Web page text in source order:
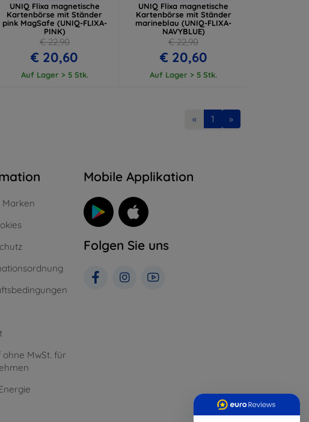
UNIQ Flixa magnetische
Kartenbörse mit Ständer
pink MagSafe (UNIQ-FLIXA-
PINK)
€ 22,90
€ 20,60
Auf Lager > 5 Stk.
UNIQ Flixa magnetische
Kartenbörse mit Ständer
marineblau (UNIQ-FLIXA-
NAVYBLUE)
€ 22,90
€ 20,60
Auf Lager > 5 Stk.
« 1 »
Marken
ohne MwSt. für
Mobile Applikation
Folgen Sie uns